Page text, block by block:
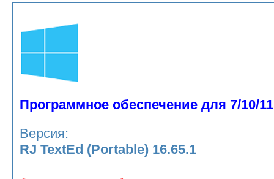
Программное обеспечение для 7/10/11
Версия:
RJ TextEd (Portable) 16.65.1